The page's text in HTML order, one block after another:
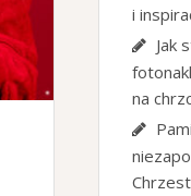
i
Jak
na